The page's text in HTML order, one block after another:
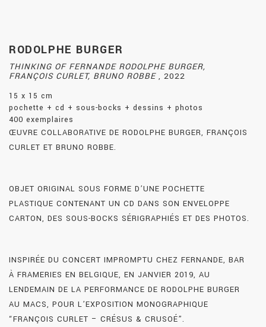
RODOLPHE BURGER
THINKING OF FERNANDE RODOLPHE BURGER,
FRANÇOIS CURLET, BRUNO ROBBE , 2022
15 x 15 cm
pochette + cd + sous-bocks + dessins + photos
400 exemplaires
ŒUVRE COLLABORATIVE DE RODOLPHE BURGER, FRANÇOIS
CURLET ET BRUNO ROBBE.
OBJET ORIGINAL SOUS FORME D’UNE POCHETTE
PLASTIQUE CONTENANT UN CD DANS SON ENVELOPPE
CARTON, DES SOUS-BOCKS SÉRIGRAPHIÉS ET DES PHOTOS.
INSPIRÉE DU CONCERT IMPROMPTU CHEZ FERNANDE, BAR
À FRAMERIES EN BELGIQUE, EN JANVIER 2019, AU
LENDEMAIN DE LA PERFORMANCE DE RODOLPHE BURGER
AU MACS, POUR L’EXPOSITION MONOGRAPHIQUE
“FRANÇOIS CURLET – CRÉSUS & CRUSOÉ”.